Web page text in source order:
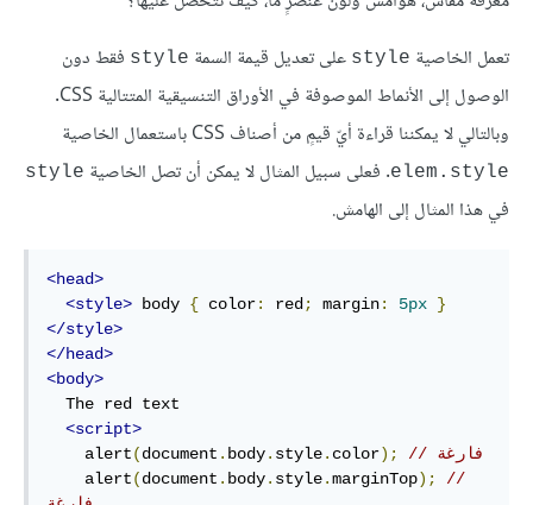
تعمل الخاصية style على تعديل قيمة السمة style فقط دون
الوصول إلى الأنماط الموصوفة في الأوراق التنسيقية المتتالية CSS.
وبالتالي لا يمكننا قراءة أيّ قيمٍ من أصناف CSS باستعمال الخاصية
elem.style. فعلى سبيل المثال لا يمكن أن تصل الخاصية style
في هذا المثال إلى الهامش.
<head>
<style> body { color: red ; margin: 5px }
</style>
</head>
<body>
<script>
    alert
(document . body. style. color);
    alert
(document . body. style.marginTop);
//